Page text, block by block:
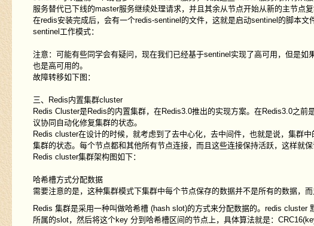
服务替代已下线的master服务继续处理请求，并且其余从节点开始从新的主节点复
在redis安装完成后，会有一个redis-sentinel的文件，这就是启动sentinel的脚本文
sentinel工作模式：
注意：可能有些同学会有疑问，现在我们已经基于sentinel实现了高可用，但是
也是高可用的。
故障转移如下图：
三、Redis内置集群cluster
Redis Cluster是Redis的内置集群，在Redis3.0推出的实现方案。在Redis3.0之
议协同自动化修复集群的状态。
Redis cluster在设计的时候，就考虑到了去中心化，去中间件，也就是说，集群
集群的状态。每个节点都和其他所有节点连接，而且这些连接保持活跃，这样就
Redis cluster集群架构图如下：
哈希槽方式分配数据
需要注意的是，这种集群模式下集群中每个节点保存的数据并不是所有的数据，
Redis 集群是采用一种叫做哈希槽 (hash slot)的方式来分配数据的。redis cluster
所属的slot，然后将这个key 分到哈希槽区间的节点上，具体算法就是：